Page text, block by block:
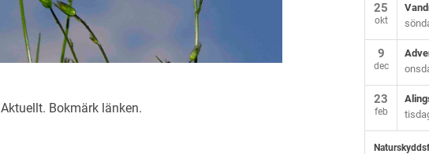
Aktuellt. Bokmärk länken.
25
okt
9
dec
23
feb